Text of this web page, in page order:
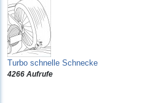
Turbo schnelle Schnecke
4266 Aufrufe